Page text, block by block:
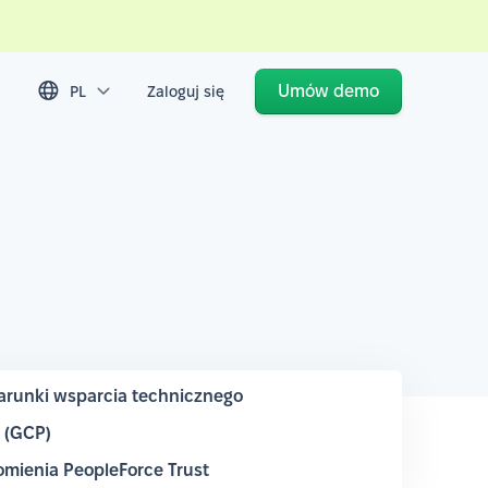
PL Zaloguj się Umów demo
wsparcia technicznego
PeopleForce Trust